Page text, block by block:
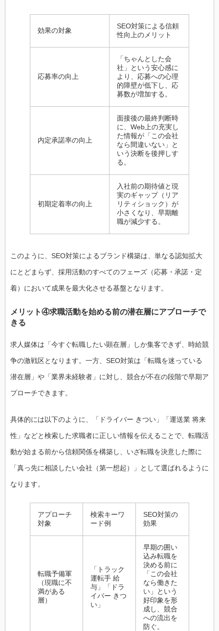
効果の対象
SEO対策による信頼
性向上のメリット
応募率の向上
「ちゃんとした会
社」という安心感に
より、応募への心理
的障壁が低下し、応
募数が増加する。
内定承諾率の向上
面接後の最終判断時
に、Web上の充実し
た情報が「この会社
なら間違いない」と
いう決断を後押しす
る。
初期定着率の向上
入社前の期待値と現
実のギャップ（リア
リティショック）が
小さくなり、早期離
職が減少する。
このように、SEO対策によるブランド構築は、単なる認知拡大
にとどまらず、採用活動のすべてのフェーズ（応募・承諾・定
着）において成果を最大化させる基盤となります。
メリット④求職活動を始める前の潜在層にアプローチで
きる
求人媒体は「今すぐ転職したい顕在層」しか集客できず、時給競
争の激戦区となります。一方、SEO対策は「転職を迷っている
潜在層」や「業界未経験者」に対し、競合が不在の段階で早期ア
プローチできます。
具体的には以下のように、「ドライバー きつい」「運送業 将来
性」などと検索した求職者に正しい情報を伝えることで、転職活
動が始まる前から信頼関係を構築し、いざ転職を決意した際に
「真っ先に相談したい会社（第一想起）」として選ばれるように
なります。
アプローチ
対象
検索キーワ
ード例
SEO対策の
効果
転職予備軍
（現職に不
満がある
層）
「トラック
運転手 給
与」「ドラ
イバー きつ
い」
早期の囲い
込み転職を
決める前に
「この会社
なら働きた
い」という
好印象を形
成し、競合
への流出を
防ぐ。